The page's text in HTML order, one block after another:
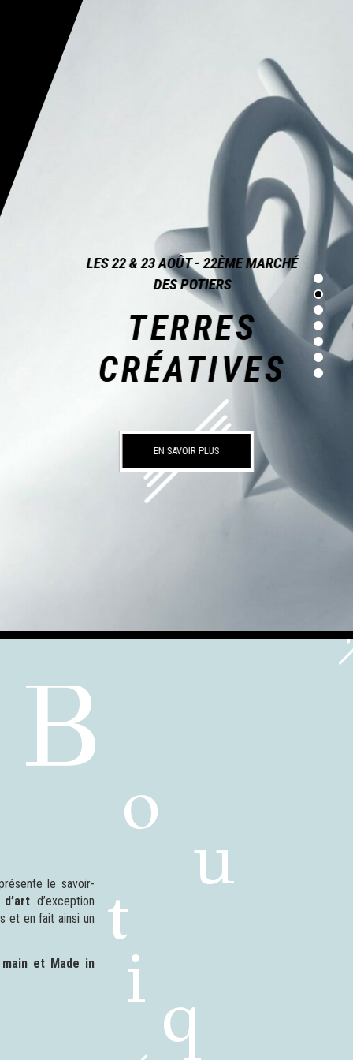
LES 22 & 23 AOÛT - 22ÈME MARCHÉ
DES POTIERS
TERRES
CRÉATIVES
EN SAVOIR PLUS
B
o
u
t
i q
le savoir-
d’exception
et en fait ainsi un
et Made in